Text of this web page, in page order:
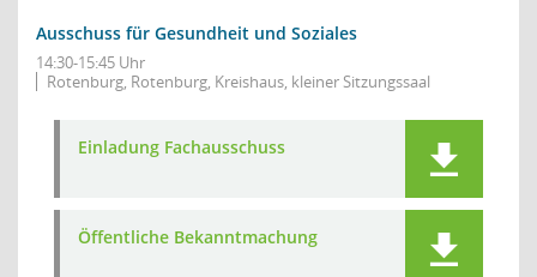
Ausschuss für Gesundheit und Soziales
14:30-15:45 Uhr
Rotenburg, Rotenburg, Kreishaus, kleiner Sitzungssaal
Einladung Fachausschuss
Öffentliche Bekanntmachung